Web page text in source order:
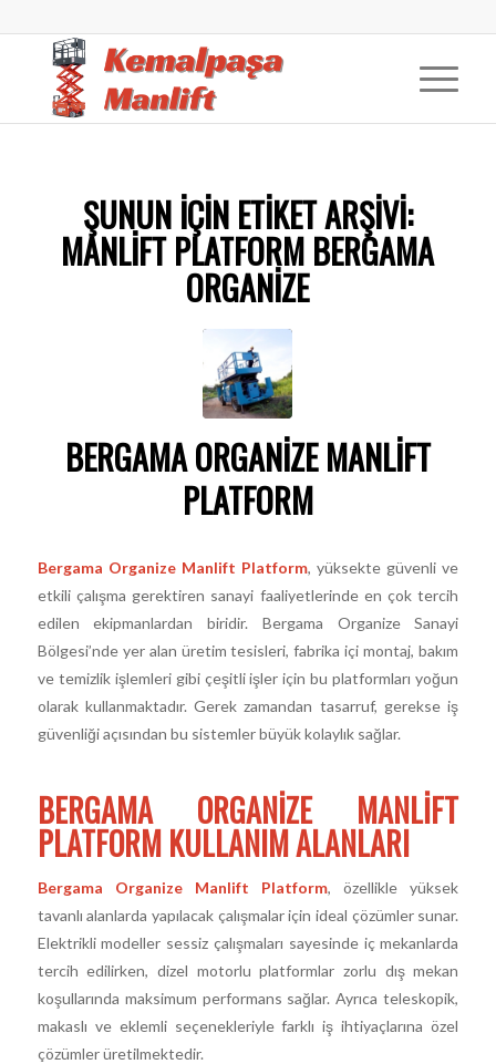
ŞUNUN IÇIN ETIKET ARŞIVI:
MANLIFT PLATFORM BERGAMA
ORGANIZE
BERGAMA ORGANIZE MANLIFT
PLATFORM
Bergama Organize Manlift Platform, yüksekte güvenli ve
etkili çalışma gerektiren sanayi faaliyetlerinde en çok tercih
edilen ekipmanlardan biridir. Bergama Organize Sanayi
Bölgesi’nde yer alan üretim tesisleri, fabrika içi montaj, bakım
ve temizlik işlemleri gibi çeşitli işler için bu platformları yoğun
olarak kullanmaktadır. Gerek zamandan tasarruf, gerekse iş
güvenliği açısından bu sistemler büyük kolaylık sağlar.
BERGAMA ORGANIZE MANLIFT
PLATFORM KULLANIM ALANLARI
Bergama Organize Manlift Platform, özellikle yüksek
tavanlı alanlarda yapılacak çalışmalar için ideal çözümler sunar.
Elektrikli modeller sessiz çalışmaları sayesinde iç mekanlarda
tercih edilirken, dizel motorlu platformlar zorlu dış mekan
koşullarında maksimum performans sağlar. Ayrıca teleskopik,
makaslı ve eklemli seçenekleriyle farklı iş ihtiyaçlarına özel
çözümler üretilmektedir.